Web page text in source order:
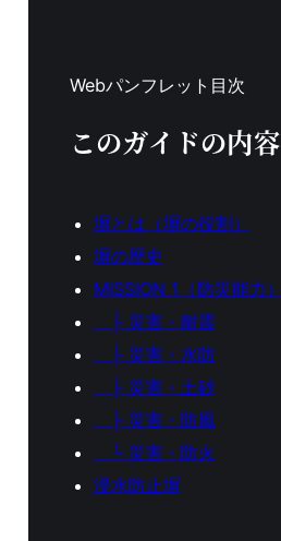
Webパンフレット目次
このガイドの内容
塀とは（塀の役割）
塀の歴史
MISSION 1（防災能力）
├ 災害・耐震
├ 災害・水防
├ 災害・土砂
├ 災害・防風
└ 災害・防火
浸水防止塀